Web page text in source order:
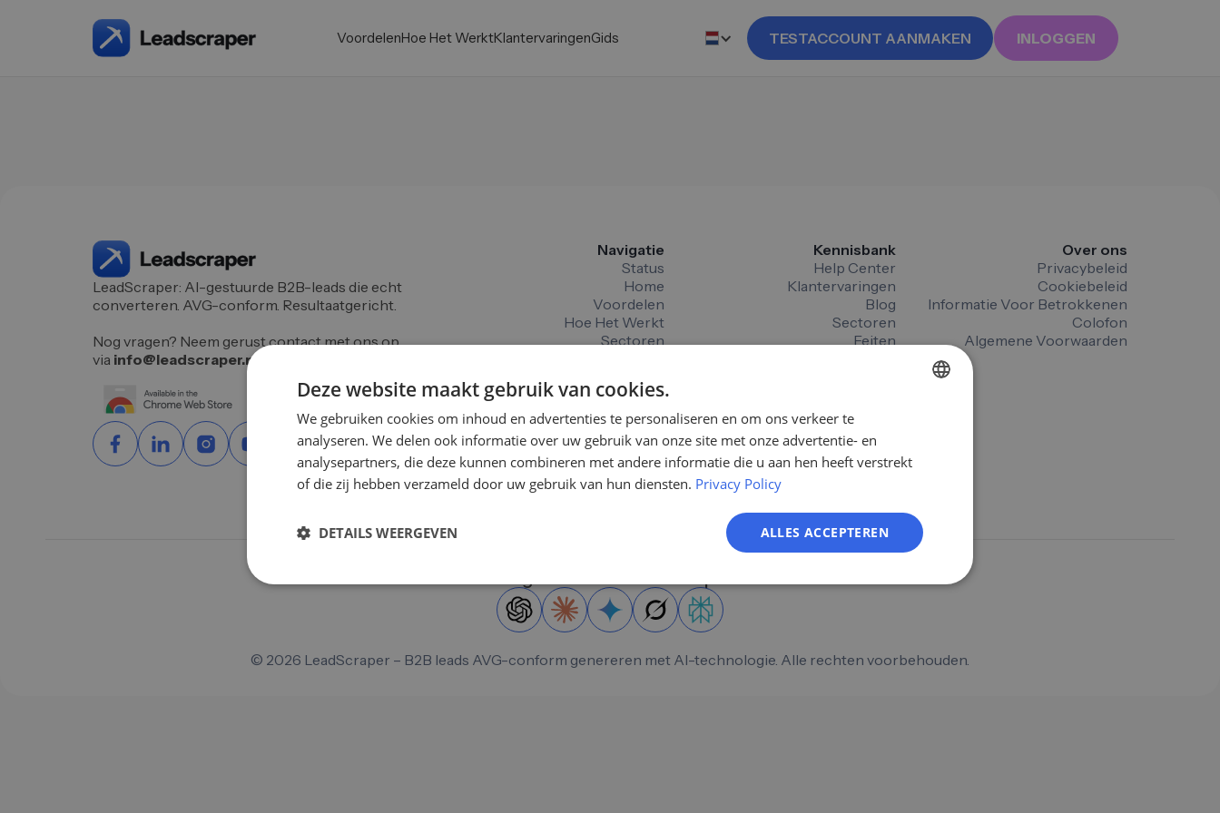
VoordelenHoe Het WerktKlantervaringenGids TESTACCOUNT AANMAKEN INLOGGEN
LeadScraper: AI-gestuurde B2B-leads die echt
converteren. AVG-conform. Resultaatgericht.
Nog vragen? Neem gerust contact met ons op
via info@leadscraper.nl
Navigatie
Status
Home
Voordelen
Hoe Het Werkt
Sectoren
Kennisbank
Help Center
Klantervaringen
Blog
Sectoren
Feiten
Over ons
Privacybeleid
Cookiebeleid
Informatie Voor Betrokkenen
Colofon
Algemene Voorwaarden
© 2026 LeadScraper – B2B leads AVG-conform genereren met AI-technologie. Alle rechten voorbehouden.
Deze website maakt gebruik van cookies.
We gebruiken cookies om inhoud en advertenties te personaliseren en om ons verkeer te
analyseren. We delen ook informatie over uw gebruik van onze site met onze advertentie- en
analysepartners, die deze kunnen combineren met andere informatie die u aan hen heeft verstrekt
of die zij hebben verzameld door uw gebruik van hun diensten. Privacy Policy
ALLES ACCEPTEREN
DETAILS WEERGEVEN